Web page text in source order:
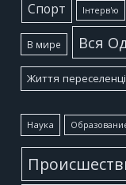
Cпорт Інтерв'ю
В мире Вся
Життя
Наука